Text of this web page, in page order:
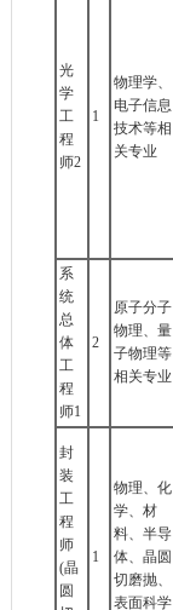
光
学
工
程
师2
1
物理学、
电子信息
技术等相
关专业
系
统
总
体
工
程
师1
2
原子分子
物理、量
子物理等
相关专业
封
装
工
程
师
(晶
圆
1
物理、化
学、材
料、半导
体、晶圆
切磨抛、
表面科学